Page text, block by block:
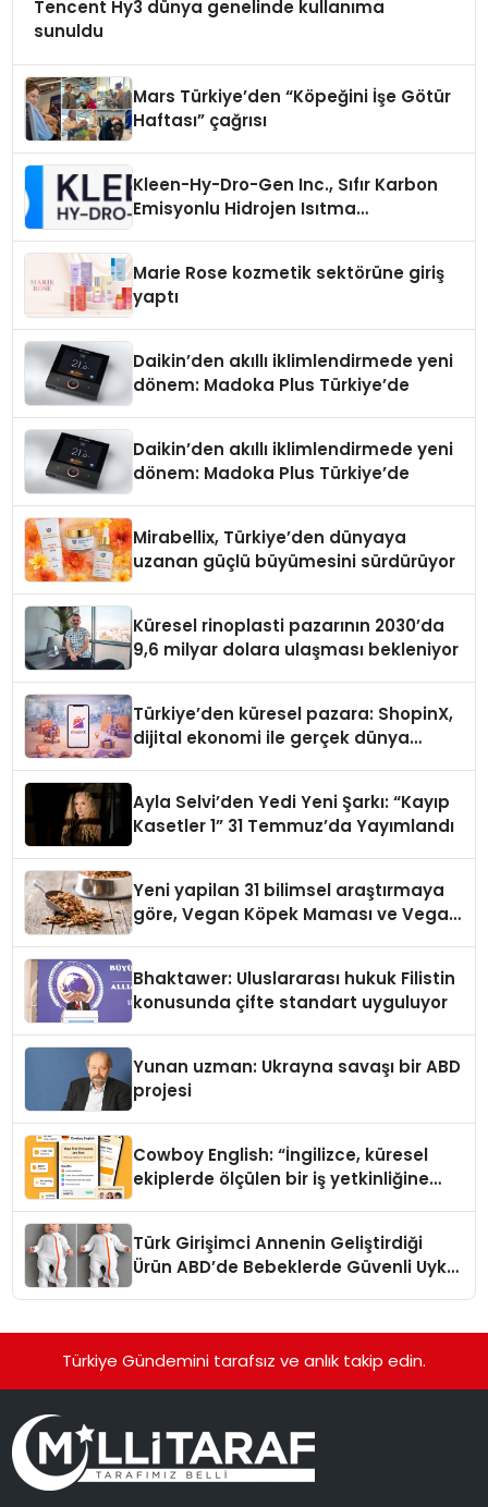
Tencent Hy3 dünya genelinde kullanıma
sunuldu
Mars Türkiye’den “Köpeğini İşe Götür
Haftası” çağrısı
Kleen-Hy-Dro-Gen Inc., Sıfır Karbon
Emisyonlu Hidrojen Isıtma
Marie Rose kozmetik sektörüne giriş
yaptı
Daikin’den akıllı iklimlendirmede yeni
dönem: Madoka Plus Türkiye’de
Daikin’den akıllı iklimlendirmede yeni
dönem: Madoka Plus Türkiye’de
Mirabellix, Türkiye’den dünyaya
uzanan güçlü büyümesini sürdürüyor
Küresel rinoplasti pazarının 2030’da
9,6 milyar dolara ulaşması bekleniyor
Türkiye’den küresel pazara: ShopinX,
dijital ekonomi ile gerçek dünya
Ayla Selvi’den Yedi Yeni Şarkı: “Kayıp
Kasetler 1” 31 Temmuz’da Yayımlandı
Yeni yapilan 31 bilimsel araştırmaya
göre, Vegan Köpek Maması ve Vegan
Bhaktawer: Uluslararası hukuk Filistin
konusunda çifte standart uyguluyor
Yunan uzman: Ukrayna savaşı bir ABD
projesi
Cowboy English: “İngilizce, küresel
ekiplerde ölçülen bir iş yetkinliğine
Türk Girişimci Annenin Geliştirdiği
Ürün ABD’de Bebeklerde Güvenli Uyku
Türkiye Gündemini tarafsız ve anlık takip edin.